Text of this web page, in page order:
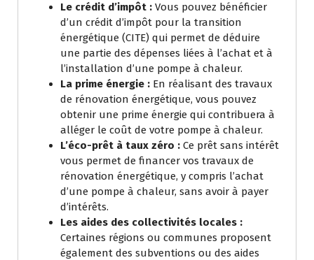
Le crédit d’impôt : Vous pouvez bénéficier
d’un crédit d’impôt pour la transition
énergétique (CITE) qui permet de déduire
une partie des dépenses liées à l’achat et à
l’installation d’une pompe à chaleur.
La prime énergie : En réalisant des travaux
de rénovation énergétique, vous pouvez
obtenir une prime énergie qui contribuera à
alléger le coût de votre pompe à chaleur.
L’éco-prêt à taux zéro : Ce prêt sans intérêt
vous permet de financer vos travaux de
rénovation énergétique, y compris l’achat
d’une pompe à chaleur, sans avoir à payer
d’intérêts.
Les aides des collectivités locales :
Certaines régions ou communes proposent
également des subventions ou des aides